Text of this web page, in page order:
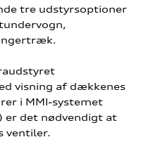
tre udstyrsoptioner
visning af dækkenes
i MMI-systemet
er det nødvendigt at
ventiler.